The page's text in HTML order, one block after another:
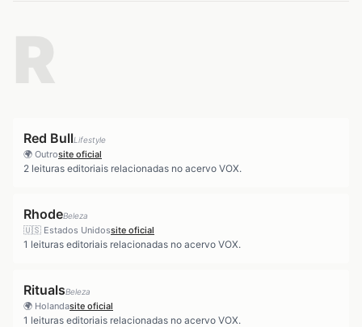
Red BullLifestyle
🌍 Outrosite oficial
2 leituras editoriais relacionadas no acervo VOX.
RhodeBeleza
🇺🇸 Estados Unidossite oficial
1 leituras editoriais relacionadas no acervo VOX.
RitualsBeleza
🌍 Holandasite oficial
1 leituras editoriais relacionadas no acervo VOX.